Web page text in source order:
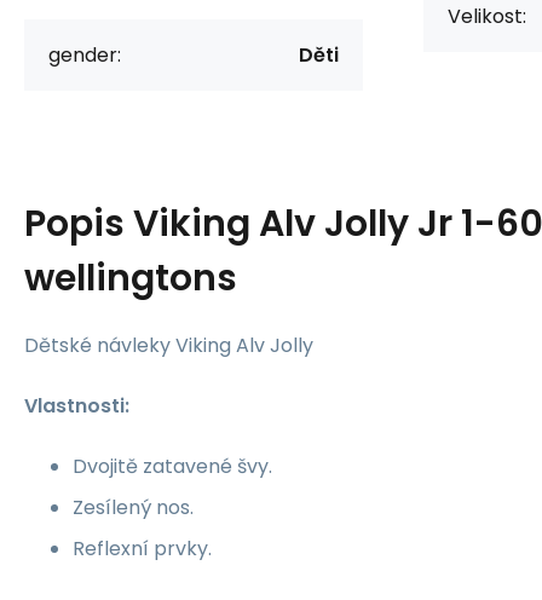
gender: Děti
Velikost:
PopisViking Alv Jolly Jr 1-
wellingtons
Dětské návleky Viking Alv Jolly
Vlastnosti:
Dvojitě zatavené švy.
Zesílený nos.
Reflexní prvky.